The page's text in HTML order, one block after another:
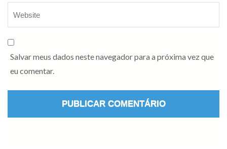
Salvar meus dados neste navegador para a próxima vez que
eu comentar.